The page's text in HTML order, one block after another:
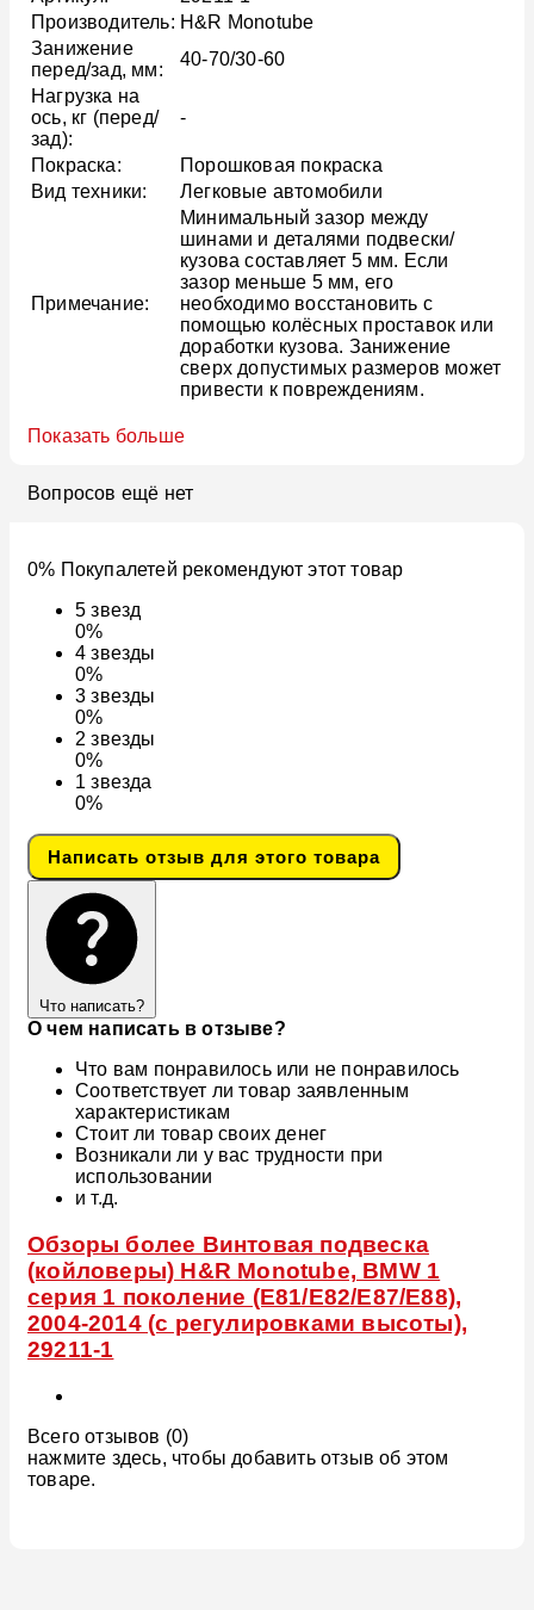
Производитель: H&R Monotube
Занижение
перед/зад, мм:
40-70/30-60
Нагрузка на
ось, кг (перед/
зад):
-
Покраска:
Порошковая покраска
Вид техники:
Легковые автомобили
Примечание:
Минимальный зазор между
шинами и деталями подвески/
кузова составляет 5 мм. Если
зазор меньше 5 мм, его
необходимо восстановить с
помощью колёсных проставок или
доработки кузова. Занижение
сверх допустимых размеров может
привести к повреждениям.
Показать больше
Вопросов ещё нет
0% Покупалетей рекомендуют этот товар
5звезд
0%
4звезды
0%
3звезды
0%
2звезды
0%
1звезда
0%
Написать отзыв для этого товара
Что написать?
О чем написать в отзыве?
Что вам понравилось или не понравилось
Соответствует ли товар заявленным
характеристикам
Стоит ли товар своих денег
Возникали ли у вас трудности при
использовании
и т.д.
Обзоры более Винтовая подвеска
(койловеры) H&R Monotube, BMW 1
серия 1 поколение (E81/E82/E87/E88),
2004-2014 (с регулировками высоты),
29211-1
Всего отзывов (0)
нажмите здесь, чтобы добавить отзыв об этом
товаре.